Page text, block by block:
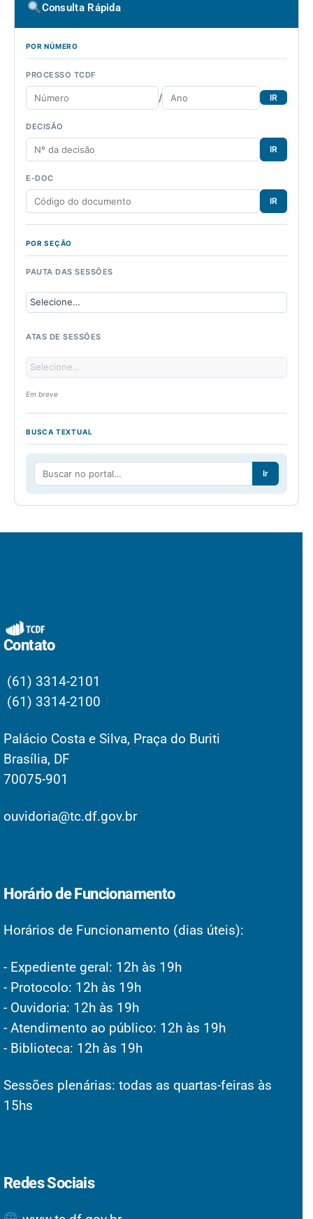
Consulta Rápida
POR NÚMERO
PROCESSO TCDF
/ IR
DECISÃO
IR
E-DOC
IR
POR SEÇÃO
PAUTA DAS SESSÕES
ATAS DE SESSÕES
Em breve
BUSCA TEXTUAL
Ir
Contato
(61) 3314-2101
(61) 3314-2100
Palácio Costa e Silva, Praça do Buriti
Brasília, DF
70075-901
ouvidoria@tc.df.gov.br
Horário de Funcionamento
Horários de Funcionamento (dias úteis):
- Expediente geral: 12h às 19h
- Protocolo: 12h às 19h
- Ouvidoria: 12h às 19h
- Atendimento ao público: 12h às 19h
- Biblioteca: 12h às 19h
Sessões plenárias: todas as quartas-feiras às
15hs
Redes Sociais